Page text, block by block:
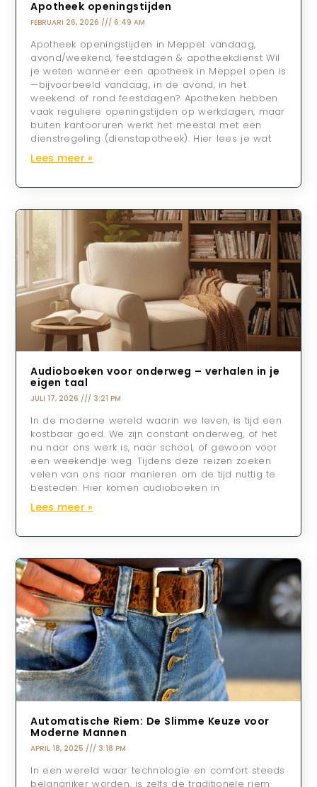
Apotheek openingstijden
FEBRUARI 26, 2026 6:49 AM
Apotheek openingstijden in Meppel: vandaag,
avond/weekend, feestdagen & apotheekdienst Wil
je weten wanneer een apotheek in Meppel open is
—bijvoorbeeld vandaag, in de avond, in het
weekend of rond feestdagen? Apotheken hebben
vaak reguliere openingstijden op werkdagen, maar
buiten kantooruren werkt het meestal met een
dienstregeling (dienstapotheek). Hier lees je wat
Lees meer »
Audioboeken voor onderweg – verhalen in je
eigen taal
JULI 17, 2026 3:21 PM
In de moderne wereld waarin we leven, is tijd een
kostbaar goed. We zijn constant onderweg, of het
nu naar ons werk is, naar school, of gewoon voor
een weekendje weg. Tijdens deze reizen zoeken
velen van ons naar manieren om de tijd nuttig te
besteden. Hier komen audioboeken in
Lees meer »
Automatische Riem: De Slimme Keuze voor
Moderne Mannen
APRIL 18, 2025 3:18 PM
In een wereld waar technologie en comfort steeds
belangrijker worden, is zelfs de traditionele riem